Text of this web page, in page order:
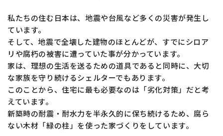
私たちの住む日本は、地震や台風など多くの災害が発生し
ています。
そして、地震で全壊した建物のほとんどが、すでにシロア
リや腐朽の被害に遭っていた事が分かっています。
家は、理想の生活を送るための道具であると同時に、大切
な家族を守り続けるシェルターでもあります。
このことから、住宅に最も必要なのは「劣化対策」だと考
えています。
新築時の耐震・耐水力を半永久的に保ち続けるため、腐ら
ない木材「緑の柱」を使った家づくりをしています。